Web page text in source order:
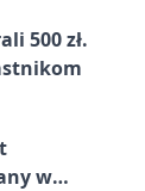
500 zł.
w